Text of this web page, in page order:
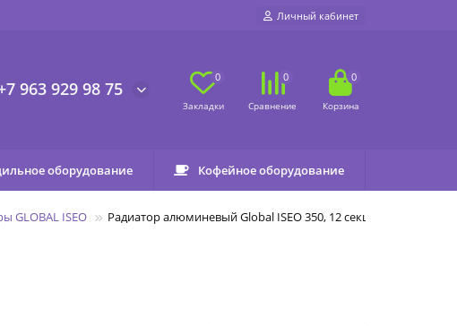
Личный кабинет
963 929 98 75
0 0 0
оборудование Кофейное оборудование
GLOBAL ISEO Радиатор алюминевый Global ISEO 350, 12 секций